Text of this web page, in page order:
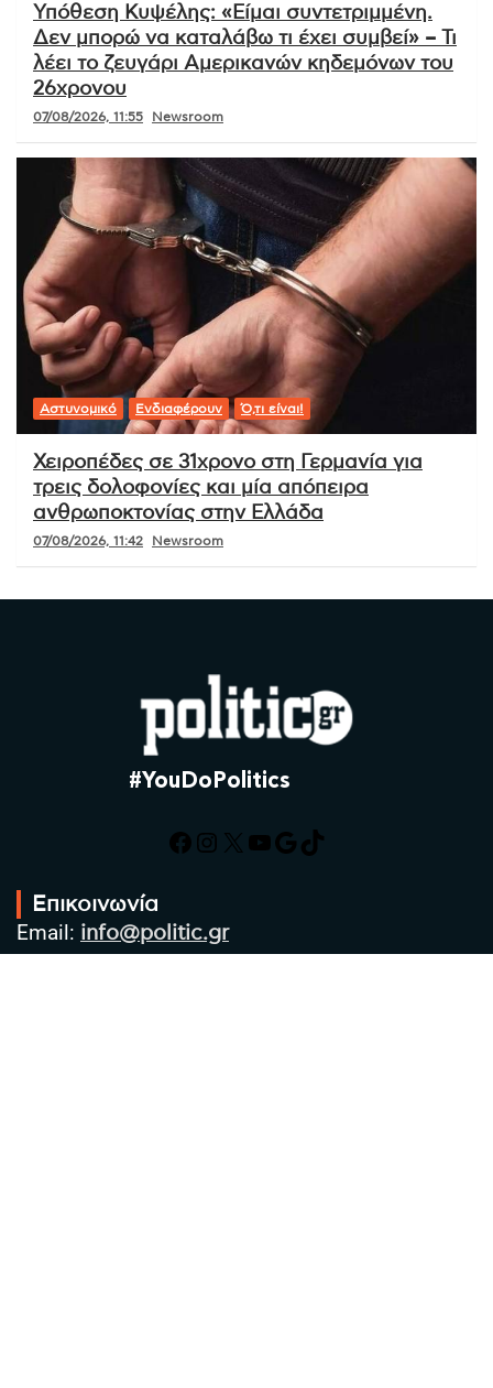
Υπόθεση Κυψέλης: «Είμαι συντετριμμένη.
Δεν μπορώ να καταλάβω τι έχει συμβεί» – Τι
λέει το ζευγάρι Αμερικανών κηδεμόνων του
26χρονου
07/08/2026, 11:55 Newsroom
Αστυνομικό Ενδιαφέρουν Ό,τι είναι!
Χειροπέδες σε 31χρονο στη Γερμανία για
τρεις δολοφονίες και μία απόπειρα
ανθρωποκτονίας στην Ελλάδα
07/08/2026, 11:42 Newsroom
#YouDoPolitics
Facebook
Instagram
X YouTube
Google
TikTok
Επικοινωνία
Email: info@politic.gr
Τηλ: